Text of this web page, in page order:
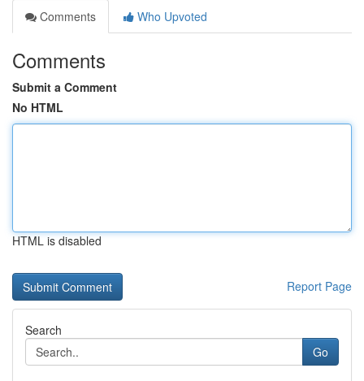
Comments
Who Upvoted
Comments
Submit a Comment
No HTML
HTML is disabled
Report Page
Search
Go